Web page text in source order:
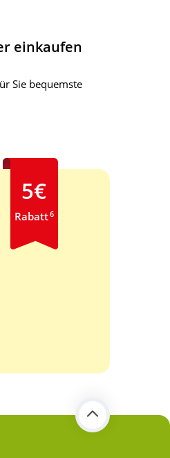
einkaufen
Sie bequemste
5€
Rabatt6